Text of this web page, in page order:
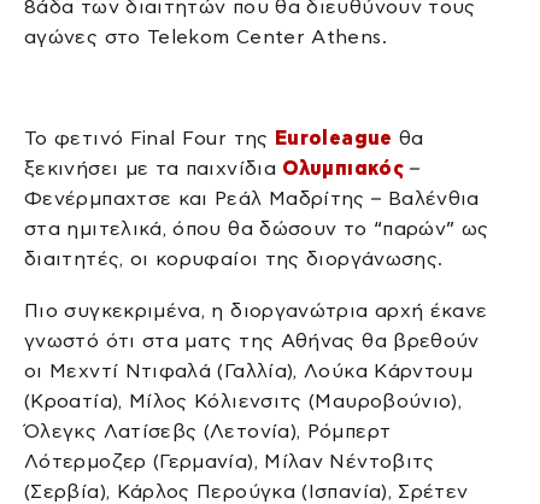
8άδα των διαιτητών που θα διευθύνουν τους
αγώνες στο Telekom Center Athens.
Το φετινό Final Four της Euroleague θα
ξεκινήσει με τα παιχνίδια Ολυμπιακός–
Φενέρμπαχτσε και Ρεάλ Μαδρίτης – Βαλένθια
στα ημιτελικά, όπου θα δώσουν το “παρών” ως
διαιτητές, οι κορυφαίοι της διοργάνωσης.
Πιο συγκεκριμένα, η διοργανώτρια αρχή έκανε
γνωστό ότι στα ματς της Αθήνας θα βρεθούν
οι Μεχντί Ντιφαλά (Γαλλία), Λούκα Κάρντουμ
(Κροατία), Μίλος Κόλιενσιτς (Μαυροβούνιο),
Όλεγκς Λατίσεβς (Λετονία), Ρόμπερτ
Λότερμοζερ (Γερμανία), Μίλαν Νέντοβιτς
(Σερβία), Κάρλος Περούγκα (Ισπανία), Σρέτεν